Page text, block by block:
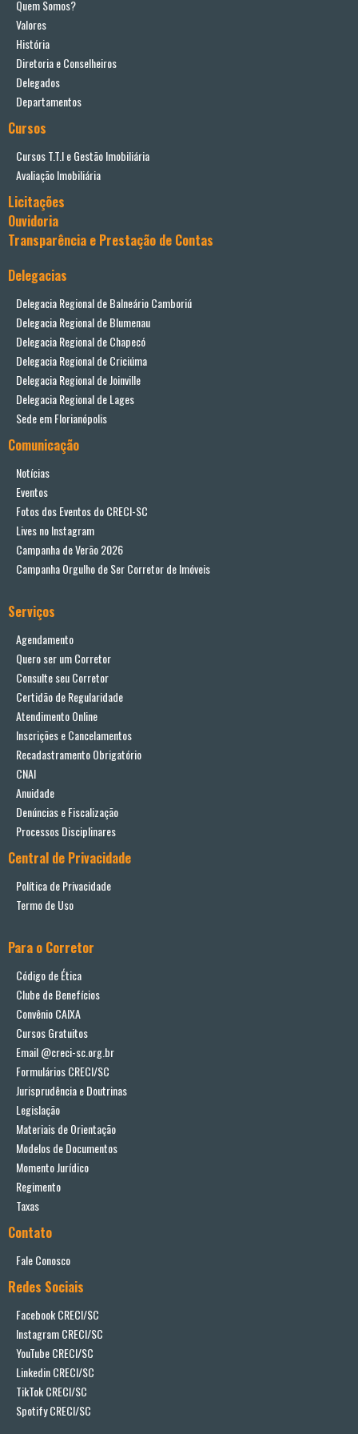
Quem Somos?
Valores
História
Diretoria e Conselheiros
Delegados
Departamentos
Cursos
Cursos T.T.I e Gestão Imobiliária
Avaliação Imobiliária
Licitações
Ouvidoria
Transparência e Prestação de Contas
Delegacias
Delegacia Regional de Balneário Camboriú
Delegacia Regional de Blumenau
Delegacia Regional de Chapecó
Delegacia Regional de Criciúma
Delegacia Regional de Joinville
Delegacia Regional de Lages
Sede em Florianópolis
Comunicação
Notícias
Eventos
Fotos dos Eventos do CRECI-SC
Lives no Instagram
Campanha de Verão 2026
Campanha Orgulho de Ser Corretor de Imóveis
Serviços
Agendamento
Quero ser um Corretor
Consulte seu Corretor
Certidão de Regularidade
Atendimento Online
Inscrições e Cancelamentos
Recadastramento Obrigatório
CNAI
Anuidade
Denúncias e Fiscalização
Processos Disciplinares
Central de Privacidade
Política de Privacidade
Termo de Uso
Para o Corretor
Código de Ética
Clube de Benefícios
Convênio CAIXA
Cursos Gratuitos
Email @creci-sc.org.br
Formulários CRECI/SC
Jurisprudência e Doutrinas
Legislação
Materiais de Orientação
Modelos de Documentos
Momento Jurídico
Regimento
Taxas
Contato
Fale Conosco
Redes Sociais
Facebook CRECI/SC
Instagram CRECI/SC
YouTube CRECI/SC
Linkedin CRECI/SC
TikTok CRECI/SC
Spotify CRECI/SC